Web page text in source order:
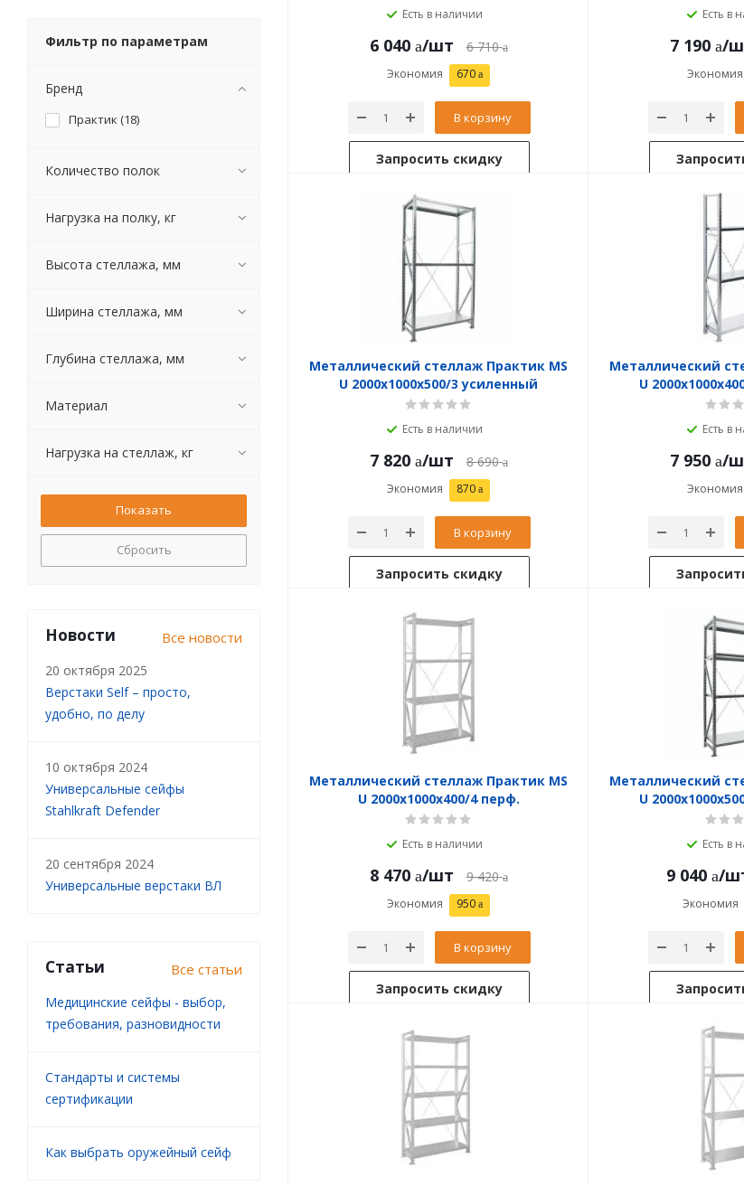
Есть в наличии
6 040 /шт 6 710
Экономия 670
В корзину
Запросить скидку
Есть в
7 190 /
Экономия
Металлический стеллаж Практик MS
U 2000x1000x500/3 усиленный
Есть в наличии
7 820 /шт 8 690
Экономия 870
В корзину
Запросить скидку
Металлический
U
Есть в
7 950 /
Экономия
Металлический стеллаж Практик MS
U 2000x1000x400/4 перф.
Есть в наличии
8 470 /шт 9 420
Экономия 950
В корзину
Запросить скидку
Металлический
U
Есть в
9 040 /
Экономия
Фильтр по параметрам
Бренд
Практик (18)
Количество полок
Нагрузка на полку, кг
Высота стеллажа, мм
Ширина стеллажа, мм
Глубина стеллажа, мм
Материал
Нагрузка на стеллаж, кг
Сбросить
Новости Все новости
20 октября 2025
Верстаки Self – просто,
удобно, по делу
10 октября 2024
Универсальные сейфы
Stahlkraft Defender
20 сентября 2024
Универсальные верстаки ВЛ
Статьи Все статьи
Медицинские сейфы - выбор,
требования, разновидности
Стандарты и системы
сертификации
Как выбрать оружейный сейф